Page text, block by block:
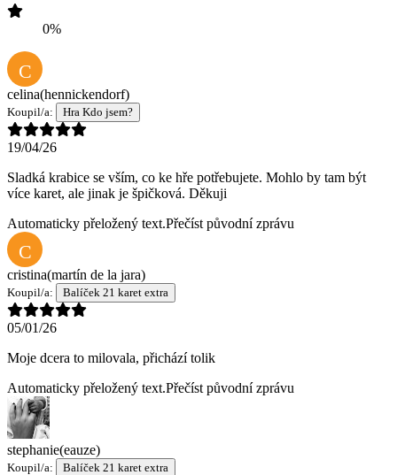
0%
C
celina(hennickendorf)
Koupil/a: Hra Kdo jsem?
19/04/26
Sladká krabice se vším, co ke hře potřebujete. Mohlo by tam být
více karet, ale jinak je špičková. Děkuji
Automaticky přeložený text.Přečíst původní zprávu
C
cristina(martín de la jara)
Koupil/a: Balíček 21 karet extra
05/01/26
Moje dcera to milovala, přichází tolik
Automaticky přeložený text.Přečíst původní zprávu
stephanie(eauze)
Koupil/a: Balíček 21 karet extra